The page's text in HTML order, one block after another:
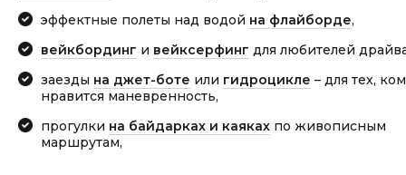
эффектные полеты над водой на флайборде,
вейкбординг и вейксерфинг для любителей
заезды на джет-боте или гидроцикле – для тех,
нравится маневренность,
прогулки на байдарках и каяках по живописным
маршрутам,